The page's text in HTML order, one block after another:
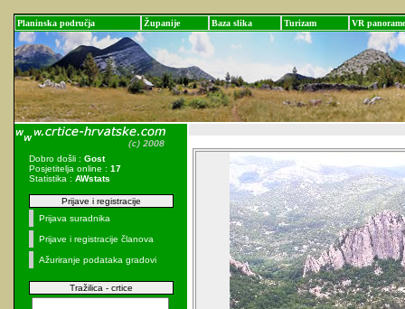
Planinska područja Županije Baza slika Turizam VR panorame
Dobro došli : Gost
Posjetitelja online : 17
Statistika : AWstats
Prijave i registracije
Prijava suradnika
Prijave i registracije članova
Ažuriranje podataka gradovi
Tražilica - crtice